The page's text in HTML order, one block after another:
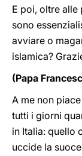
E poi, oltre
sono
avviare o
islamica?
(Papa
A me non
tutti i giorni
in Italia: quello
uccide la